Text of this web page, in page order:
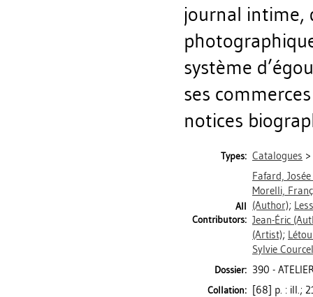
journal intime,
système
ses
notices
Types: Catalogues >
All
Contributors:
Fafard, Josée
Morelli,
(Author);
Jean-Éric
(Artist);
Sylvie
Dossier: 390 -
Collation: [68] p. : ill.;